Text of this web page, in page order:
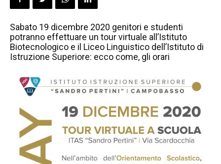
Sabato 19 dicembre 2020 genitori e studenti
potranno effettuare un tour virtuale all’Istituto
Biotecnologico e il Liceo Linguistico dell’Istituto di
Istruzione Superiore: ecco come, gli orari